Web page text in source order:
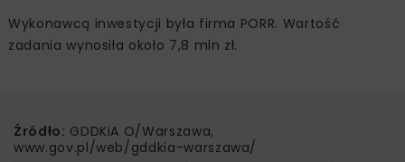
Wykonawcą inwestycji była firma PORR. Wartość
zadania wynosiła około 7,8 mln zł.
Źródło: GDDKiA O/Warszawa,
www.gov.pl/web/gddkia-warszawa/